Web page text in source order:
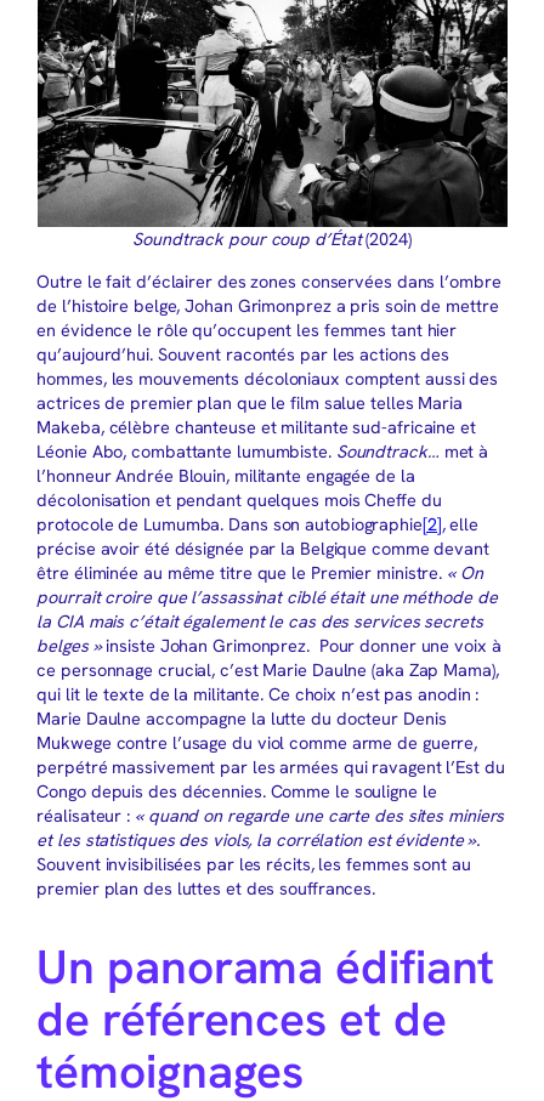
Soundtrack pour coup d’État(2024)
Outre le fait d’éclairer des zones conservées dans l’ombre
de l’histoire belge, Johan Grimonprez a pris soin de mettre
en évidence le rôle qu’occupent les femmes tant hier
qu’aujourd’hui. Souvent racontés par les actions des
hommes, les mouvements décoloniaux comptent aussi des
actrices de premier plan que le film salue telles Maria
Makeba, célèbre chanteuse et militante sud-africaine et
Léonie Abo, combattante lumumbiste. Soundtrack… met à
l’honneur Andrée Blouin, militante engagée de la
décolonisation et pendant quelques mois Cheffe du
protocole de Lumumba. Dans son autobiographie[2], elle
précise avoir été désignée par la Belgique comme devant
être éliminée au même titre que le Premier ministre. « On
pourrait croire que l’assassinat ciblé était une méthode de
la CIA mais c’était également le cas des services secrets
belges »insiste Johan Grimonprez. Pour donner une voix à
ce personnage crucial, c’est Marie Daulne (aka Zap Mama),
qui lit le texte de la militante. Ce choix n’est pas anodin :
Marie Daulne accompagne la lutte du docteur Denis
Mukwege contre l’usage du viol comme arme de guerre,
perpétré massivement par les armées qui ravagent l’Est du
Congo depuis des décennies. Comme le souligne le
réalisateur : « quand on regarde une carte des sites miniers
et les statistiques des viols, la corrélation est évidente ».
Souvent invisibilisées par les récits, les femmes sont au
premier plan des luttes et des souffrances.
Un panorama édifiant
de références et de
témoignages